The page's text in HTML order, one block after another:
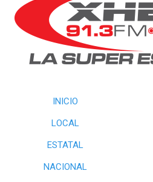
INICIO
LOCAL
ESTATAL
NACIONAL